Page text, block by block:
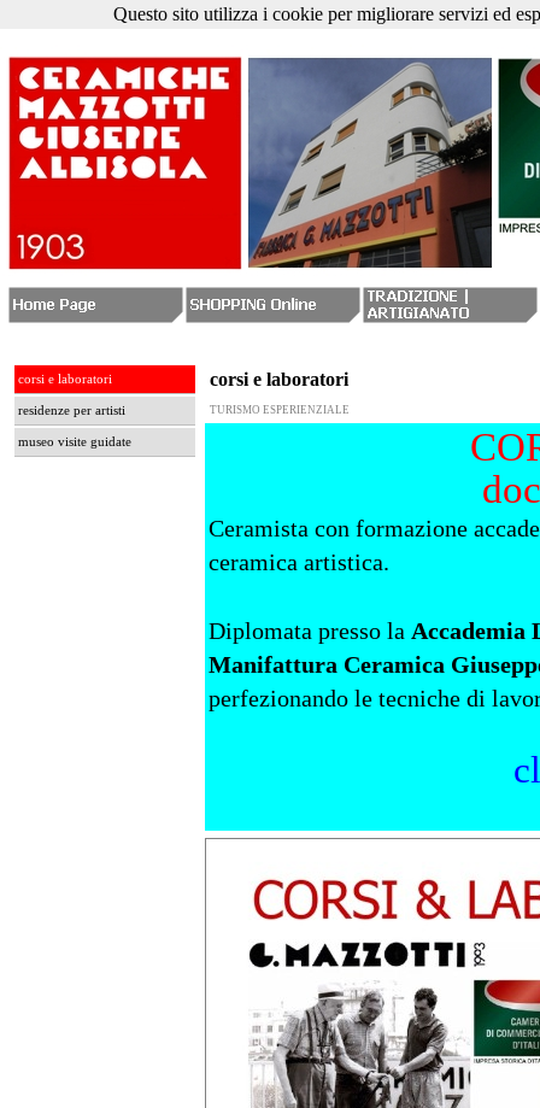
corsi e laboratori
residenze per artisti
museo visite guidate
corsi e laboratori
TURISMO ESPERIENZIALE
Ceramista con formazione
ceramica artistica.
Diplomata presso la Accademia
Manifattura Ceramica
perfezionando le tecniche di
Questo sito utilizza i cookie per migliorare servizi ed